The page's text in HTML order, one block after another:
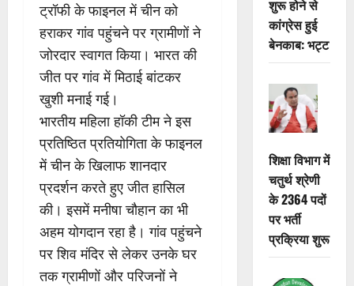
ट्रॉफी के फाइनल में चीन को
हराकर गांव पहुंचने पर ग्रामीणों ने
जोरदार स्वागत किया। भारत की
जीत पर गांव में मिठाई बांटकर
खुशी मनाई गई।
भारतीय महिला हॉकी टीम ने इस
प्रतिष्ठित प्रतियोगिता के फाइनल
में चीन के खिलाफ शानदार
प्रदर्शन करते हुए जीत हासिल
की। इसमें मनीषा चौहान का भी
अहम योगदान रहा है। गांव पहुंचने
पर शिव मंदिर से लेकर उनके घर
तक ग्रामीणों और परिजनों ने
शुरू होने से
कांग्रेस हुई
बेनकाब: भट्ट
शिक्षा विभाग में
चतुर्थ श्रेणी
के 2364 पदों
पर भर्ती
प्रक्रिया शुरू